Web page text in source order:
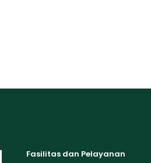
Fasilitas dan Pelayanan